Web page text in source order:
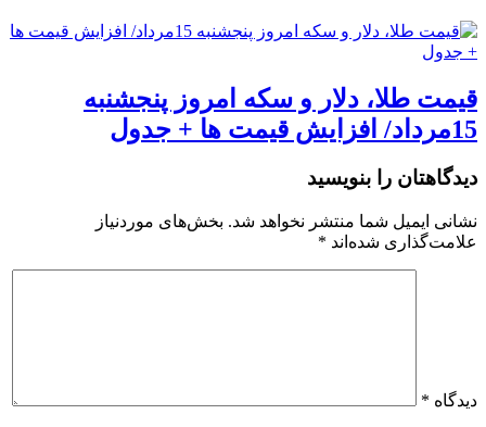
قیمت طلا، دلار و سکه امروز پنجشنبه
15مرداد/ افزایش قیمت ها + جدول
دیدگاهتان را بنویسید
نشانی ایمیل شما منتشر نخواهد شد. بخش‌های موردنیاز
علامت‌گذاری شده‌اند *
دیدگاه *